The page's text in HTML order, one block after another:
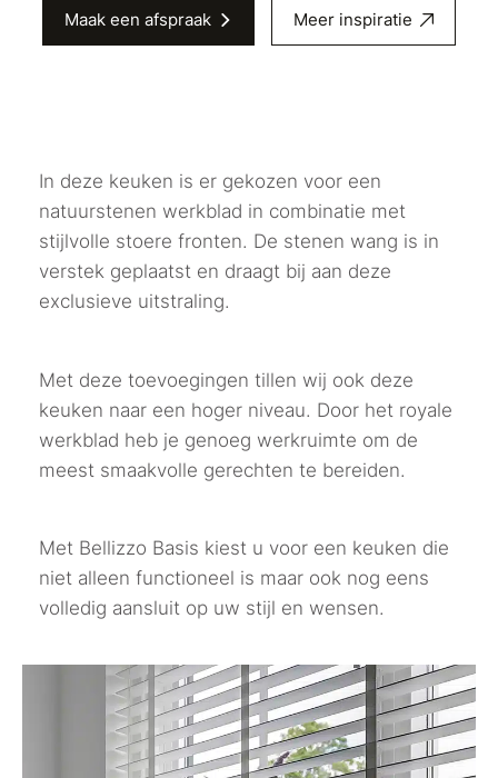
Maak een afspraak Meer inspiratie
In deze keuken is er gekozen voor een
natuurstenen werkblad in combinatie met
stijlvolle stoere fronten. De stenen wang is in
verstek geplaatst en draagt bij aan deze
exclusieve uitstraling.
Met deze toevoegingen tillen wij ook deze
keuken naar een hoger niveau. Door het royale
werkblad heb je genoeg werkruimte om de
meest smaakvolle gerechten te bereiden.
Met Bellizzo Basis kiest u voor een keuken die
niet alleen functioneel is maar ook nog eens
volledig aansluit op uw stijl en wensen.